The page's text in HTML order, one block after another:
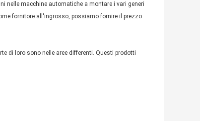
nelle macchine automatiche a montare i vari generi
fornitore all'ingrosso, possiamo fornire il prezzo
di loro sono nelle aree differenti. Questi prodotti